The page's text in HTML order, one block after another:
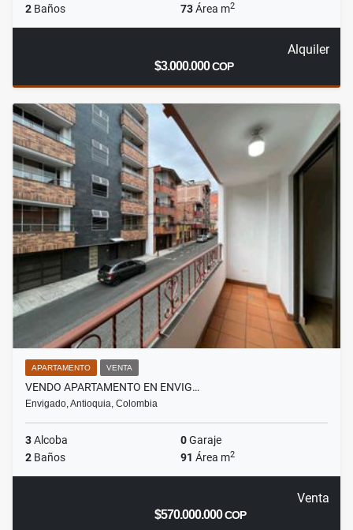
2 Baños 73Área m2
Alquiler
$3.000.000COP
APARTAMENTO VENTA
VENDO APARTAMENTO EN ENVIG…
Envigado, Antioquia, Colombia
3Alcoba 0Garaje
2 Baños 91 Área m2
Venta
$570.000.000COP